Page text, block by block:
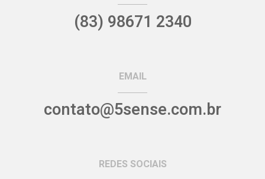
(83) 98671 2340
EMAIL
contato@5sense.com.br
REDES SOCIAIS